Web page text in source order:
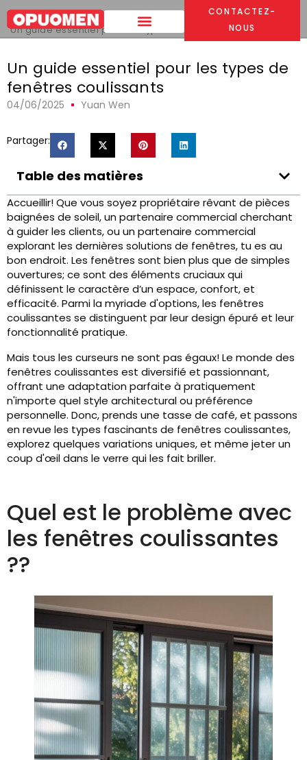
CONTACTEZ-
NOUS
Maison
>
Un guide essentiel pour les types de fenêtres coulissants
Un guide essentiel pour les types de
fenêtres coulissants
04/06/2025 Yuan Wen
Partager:
Table des matières
Accueillir! Que vous soyez propriétaire rêvant de pièces
baignées de soleil, un partenaire commercial cherchant
à guider les clients, ou un partenaire commercial
explorant les dernières solutions de fenêtres, tu es au
bon endroit. Les fenêtres sont bien plus que de simples
ouvertures; ce sont des éléments cruciaux qui
définissent le caractère d’un espace, confort, et
efficacité. Parmi la myriade d'options, les fenêtres
coulissantes se distinguent par leur design épuré et leur
fonctionnalité pratique.
Mais tous les curseurs ne sont pas égaux! Le monde des
fenêtres coulissantes est diversifié et passionnant,
offrant une adaptation parfaite à pratiquement
n'importe quel style architectural ou préférence
personnelle. Donc, prends une tasse de café, et passons
en revue les types fascinants de fenêtres coulissantes,
explorez quelques variations uniques, et même jeter un
coup d'œil dans le verre qui les fait briller.
Quel est le problème avec
les fenêtres coulissantes
??